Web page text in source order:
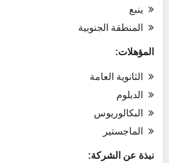
ينبع
المنطقة الجنوبية
المؤهلات:
الثانوية العامة
الدبلوم
البكالوريوس
الماجستير
نبذة عن الشركة: